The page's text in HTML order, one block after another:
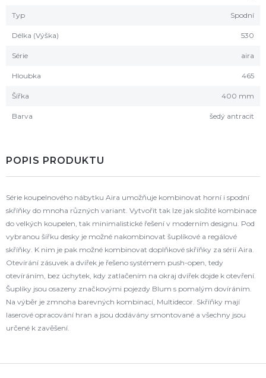
Typ Spodní
Délka (Výška) 530
Série aira
Hloubka 465
Šířka 400 mm
Barva šedý antracit
POPIS PRODUKTU
Série koupelnového nábytku Aira umožňuje kombinovat horní i spodní
skříňky do mnoha různých variant. Vytvořit tak lze jak složité kombinace
do velkých koupelen, tak minimalistické řešení v moderním designu. Pod
vybranou šířku desky je možné nakombinovat šuplíkové a regálové
skříňky. K nim je pak možné kombinovat doplňkové skříňky za sérií Aira.
Otevírání zásuvek a dvířek je řešeno systémem push-open, tedy
otevíráním, bez úchytek, kdy zatlačením na okraj dvířek dojde k otevření.
Šuplíky jsou osazeny značkovými pojezdy Blum s pomalým dovíráním.
Na výběr je zmnoha barevných kombinací, Multidecor. Skříňky mají
laserové opracování hran a jsou dodávány smontované a všechny jsou
určené k zavěšení.